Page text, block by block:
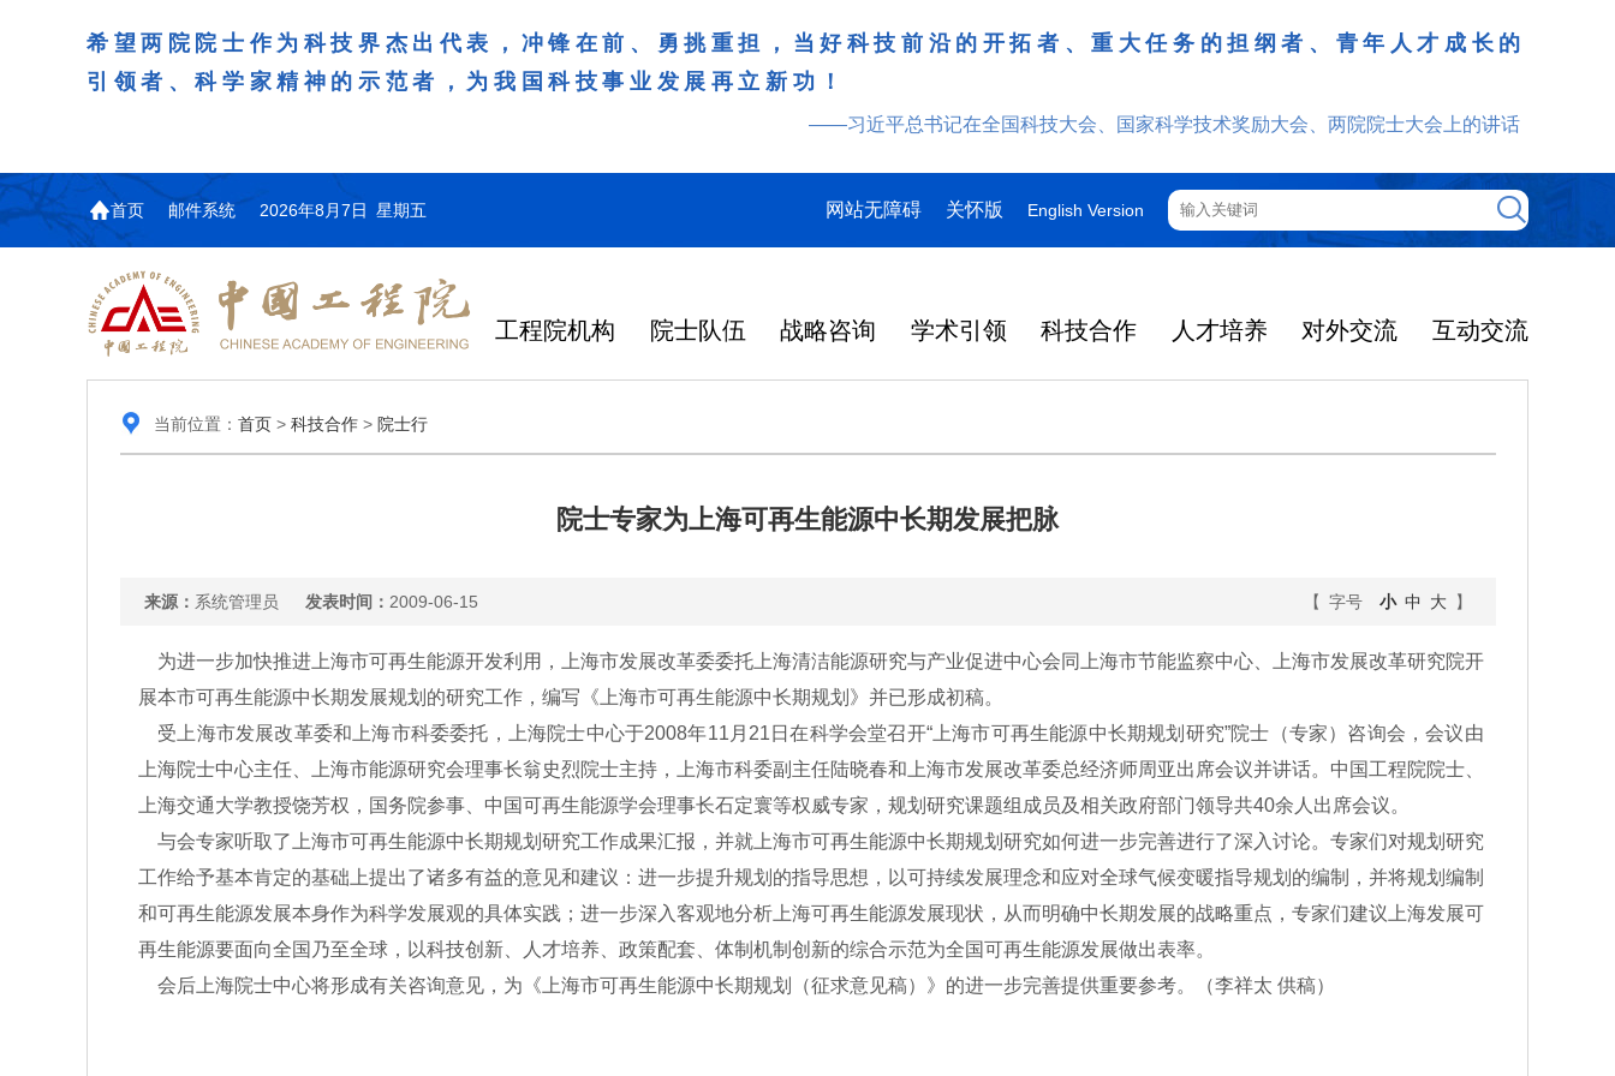
希望两院院士作为科技界杰出代表，冲锋在前、勇挑重担，当好科技前沿的开拓者、重大任务的担纲者、青年人才成长的
引领者、科学家精神的示范者，为我国科技事业发展再立新功！
——习近平总书记在全国科技大会、国家科学技术奖励大会、两院院士大会上的讲话
首页 邮件系统 2026年8月7日 星期五 网站无障碍 关怀版 English Version
工程院机构 院士队伍 战略咨询 学术引领 科技合作 人才培养 对外交流 互动交流
当前位置： 首页> 科技合作> 院士行
院士专家为上海可再生能源中长期发展把脉
来源： 系统管理员 发表时间： 2009-06-15 【 字号 小 中 大】
为进一步加快推进上海市可再生能源开发利用，上海市发展改革委委托上海清洁能源研究与产业促进中心会同上海市节能监察中心、上海市发展改革研究院开
展本市可再生能源中长期发展规划的研究工作，编写《上海市可再生能源中长期规划》并已形成初稿。
受上海市发展改革委和上海市科委委托，上海院士中心于2008年11月21日在科学会堂召开“上海市可再生能源中长期规划研究”院士（专家）咨询会，会议由
上海院士中心主任、上海市能源研究会理事长翁史烈院士主持，上海市科委副主任陆晓春和上海市发展改革委总经济师周亚出席会议并讲话。中国工程院院士、
上海交通大学教授饶芳权，国务院参事、中国可再生能源学会理事长石定寰等权威专家，规划研究课题组成员及相关政府部门领导共40余人出席会议。
与会专家听取了上海市可再生能源中长期规划研究工作成果汇报，并就上海市可再生能源中长期规划研究如何进一步完善进行了深入讨论。专家们对规划研究
工作给予基本肯定的基础上提出了诸多有益的意见和建议：进一步提升规划的指导思想，以可持续发展理念和应对全球气候变暖指导规划的编制，并将规划编制
和可再生能源发展本身作为科学发展观的具体实践；进一步深入客观地分析上海可再生能源发展现状，从而明确中长期发展的战略重点，专家们建议上海发展可
再生能源要面向全国乃至全球，以科技创新、人才培养、政策配套、体制机制创新的综合示范为全国可再生能源发展做出表率。
会后上海院士中心将形成有关咨询意见，为《上海市可再生能源中长期规划（征求意见稿）》的进一步完善提供重要参考。（李祥太 供稿）